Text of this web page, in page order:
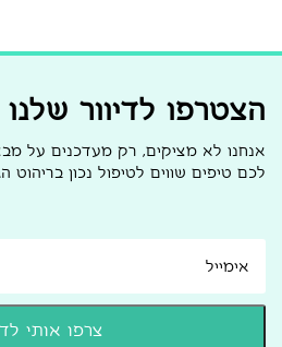
הצטרפו לדיוור שלנו
אנחנו לא מציקים, רק מעדכנים על
לכם טיפים שווים לטיפול נכון בריהוט